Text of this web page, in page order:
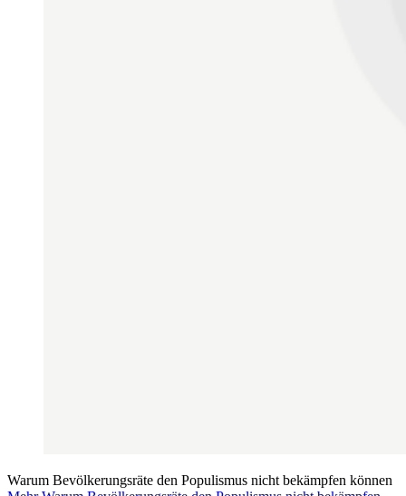
Warum Bevölkerungsräte den Populismus nicht bekämpfen können